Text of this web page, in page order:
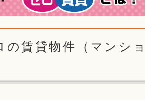
賃貸物件（マンショ